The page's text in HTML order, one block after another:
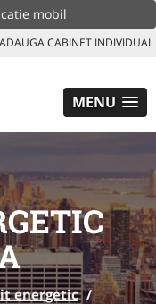
mobil
CABINET INDIVIDUAL
MENU
energetic /